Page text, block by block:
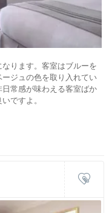
ります。客室はブルーを
ジュの色を取り入れてい
常感が味わえる客室ばか
ですよ。